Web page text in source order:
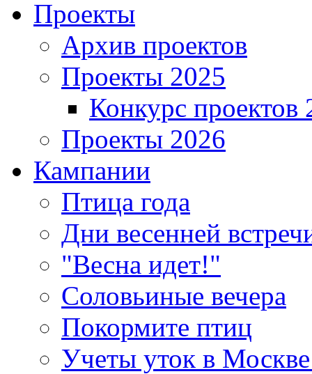
Проекты
Архив проектов
Проекты 2025
Конкурс проектов
Проекты 2026
Кампании
Птица года
Дни весенней
"Весна идет!"
Соловьиные вечера
Покормите птиц
Учеты уток в